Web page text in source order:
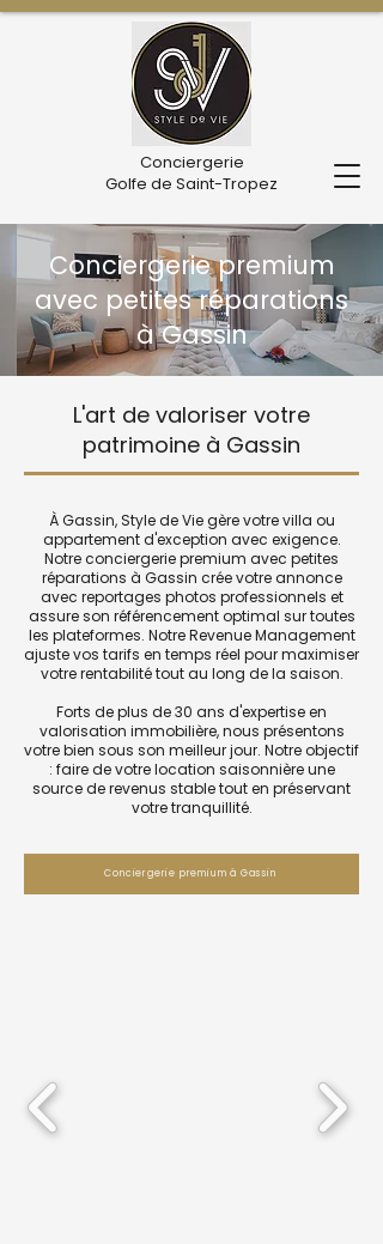
Conciergerie
Golfe de Saint-Tropez
Conciergerie premium
avec petites réparations
à Gassin
L'art de valoriser votre
patrimoine à Gassin
À Gassin, Style de Vie gère votre villa ou
appartement d'exception avec exigence.
Notre conciergerie premium avec petites
réparations à Gassin crée votre annonce
avec reportages photos professionnels et
assure son référencement optimal sur toutes
les plateformes. Notre Revenue Management
ajuste vos tarifs en temps réel pour maximiser
votre rentabilité tout au long de la saison.
Forts de plus de 30 ans d'expertise en
valorisation immobilière, nous présentons
votre bien sous son meilleur jour. Notre objectif
: faire de votre location saisonnière une
source de revenus stable tout en préservant
votre tranquillité.
Conciergerie premium à Gassin